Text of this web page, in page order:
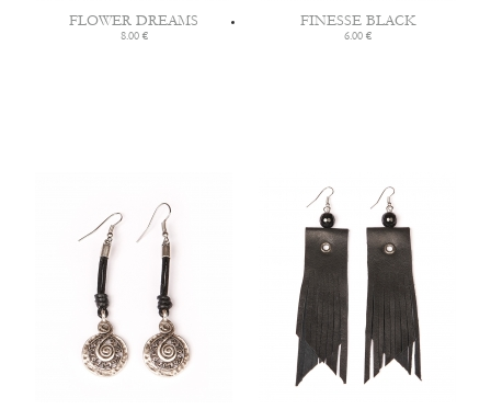
FLOWER DREAMS
8.00 €
FINESSE BLACK
6.00 €